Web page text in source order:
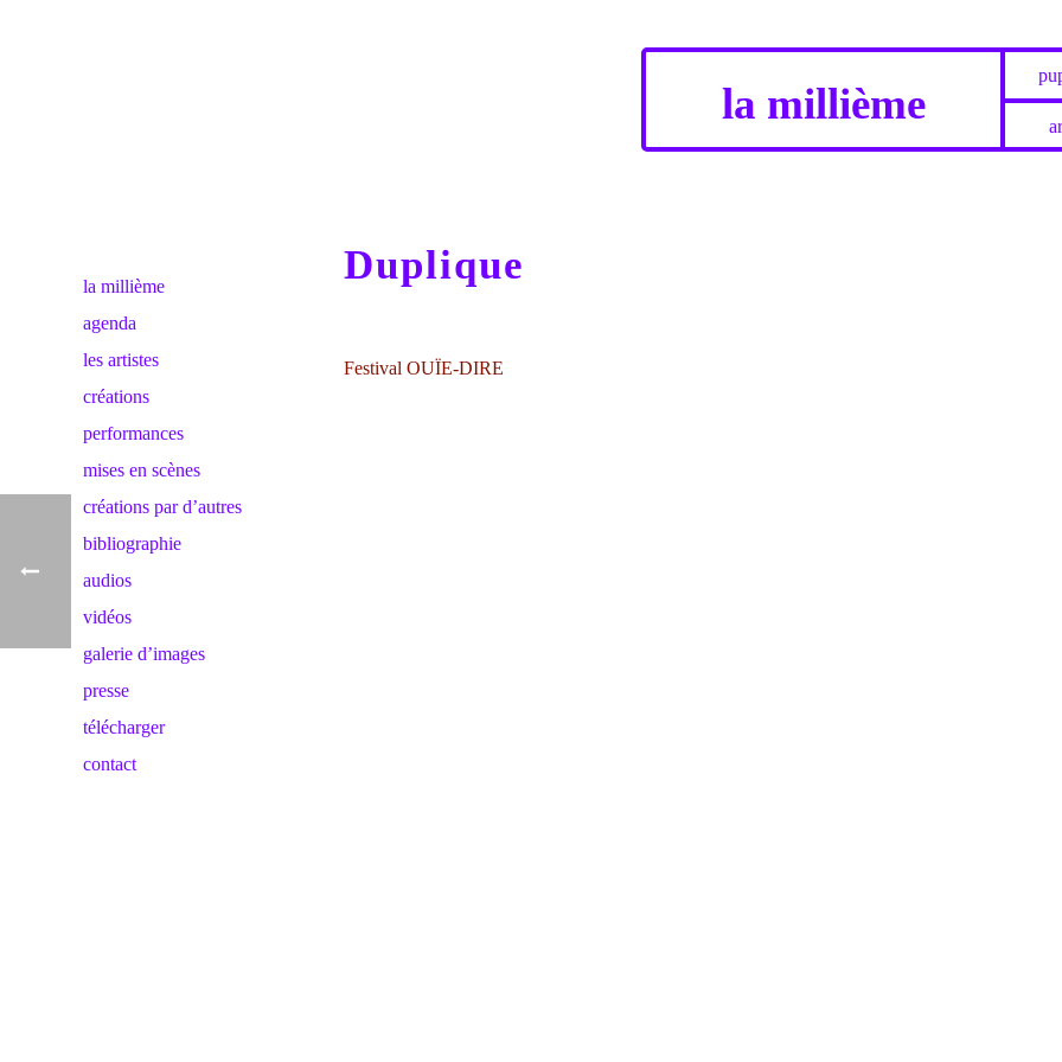
la millième
la millième
agenda
les artistes
créations
performances
mises en scènes
créations par d’autres
bibliographie
audios
vidéos
galerie d’images
presse
télécharger
contact
Duplique
Festival OUÏE-DIRE